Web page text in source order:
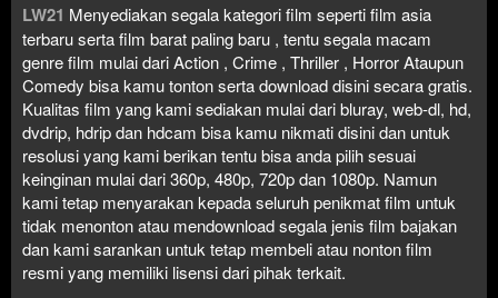
LW21 Menyediakan segala kategori film seperti film asia
terbaru serta film barat paling baru , tentu segala macam
genre film mulai dari Action , Crime , Thriller , Horror Ataupun
Comedy bisa kamu tonton serta download disini secara gratis.
Kualitas film yang kami sediakan mulai dari bluray, web-dl, hd,
dvdrip, hdrip dan hdcam bisa kamu nikmati disini dan untuk
resolusi yang kami berikan tentu bisa anda pilih sesuai
keinginan mulai dari 360p, 480p, 720p dan 1080p. Namun
kami tetap menyarakan kepada seluruh penikmat film untuk
tidak menonton atau mendownload segala jenis film bajakan
dan kami sarankan untuk tetap membeli atau nonton film
resmi yang memiliki lisensi dari pihak terkait.